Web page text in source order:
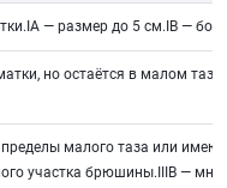
— размер до 5 см.IB —
но остаётся в малом
малого таза или
участка брюшины.IIIB —